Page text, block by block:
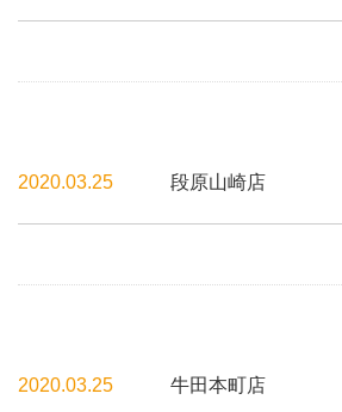
2020.03.25 段原山崎店
2020.03.25 牛田本町店